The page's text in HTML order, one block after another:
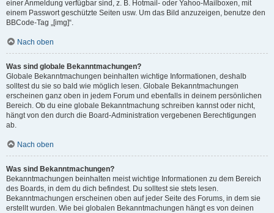
einer Anmeldung verfügbar sind, z. B. Hotmail- oder Yahoo-Mailboxen, mit
einem Passwort geschützte Seiten usw. Um das Bild anzuzeigen, benutze den
BBCode-Tag „[img]“.
Nach oben
Was sind globale Bekanntmachungen?
Globale Bekanntmachungen beinhalten wichtige Informationen, deshalb
solltest du sie so bald wie möglich lesen. Globale Bekanntmachungen
erscheinen ganz oben in jedem Forum und ebenfalls in deinem persönlichen
Bereich. Ob du eine globale Bekanntmachung schreiben kannst oder nicht,
hängt von den durch die Board-Administration vergebenen Berechtigungen
ab.
Nach oben
Was sind Bekanntmachungen?
Bekanntmachungen beinhalten meist wichtige Informationen zu dem Bereich
des Boards, in dem du dich befindest. Du solltest sie stets lesen.
Bekanntmachungen erscheinen oben auf jeder Seite des Forums, in dem sie
erstellt wurden. Wie bei globalen Bekanntmachungen hängt es von deinen